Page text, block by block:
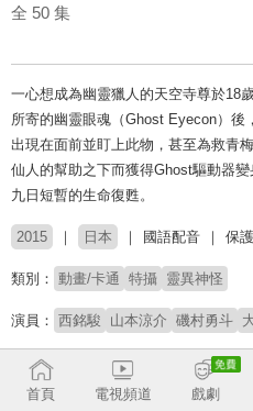
全 50 集
一心想成為幽靈獵人的天空寺尊於18
所寄的幽靈眼魂（Ghost Eyecon）
出現在面前並盯上此物，甚至為救青
仙人的幫助之下而獲得Ghost驅動器
九日短暫的生命復甦。
2015 日本 國語配音 保
類別： 動畫/卡通 特攝 靈異神怪
演員： 西銘駿 山本涼介 磯村勇斗
製作公司： 東映
導演： 小野寺章
首頁 電視頻道 戲劇